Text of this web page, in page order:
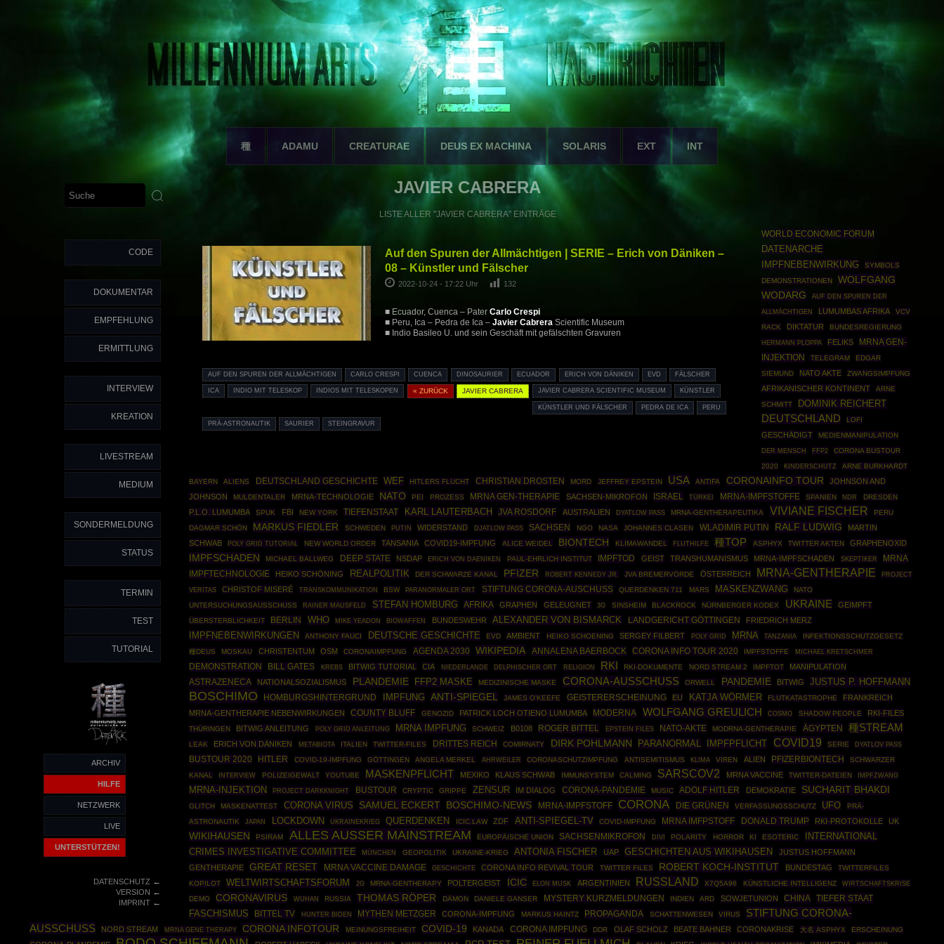
種 ADAMU CREATURAE DEUS EX MACHINA SOLARIS EXT INT
CODE
DOKUMENTAR
EMPFEHLUNG
ERMITTLUNG
INTERVIEW
KREATION
LIVESTREAM
MEDIUM
SONDERMELDUNG
STATUS
TERMIN
TEST
TUTORIAL
ARCHIV
HILFE
NETZWERK
LIVE
UNTERSTÜTZEN!
DATENSCHUTZ←
VERSION ←
IMPRINT←
JAVIER CABRERA
LISTE ALLER "JAVIER CABRERA" EINTRÄGE
Auf den Spuren der Allmächtigen | SERIE – Erich von Däniken –
08 – Künstler und Fälscher
2022-10-24 - 17:22 Uhr 132
■ Ecuador, Cuenca – Pater Carlo Crespi
■ Peru, Ica – Pedra de Ica – Javier CabreraScientific Museum
■ Indio Basileo U. und sein Geschäft mit gefälschten Gravuren
AUF DEN SPUREN DER ALLMÄCHTIGEN CARLO CRESPI CUENCA DINOSAURIER ECUADOR ERICH VON DÄNIKEN EVD FÄLSCHER
ICA INDIO MIT TELESKOP INDIOS MIT TELESKOPEN « ZURÜCK JAVIER CABRERA JAVIER CABRERA SCIENTIFIC MUSEUM KÜNSTLER
KÜNSTLER UND FÄLSCHER PEDRA DE ICA PERU
PRÄ-ASTRONAUTIK SAURIER STEINGRAVUR
WORLD ECONOMIC FORUM
DATENARCHE
IMPFNEBENWIRKUNG
SYMBOLS
DEMONSTRATIONEN
WOLFGANG
WODARG
AUF DEN SPUREN DER
ALLMÄCHTIGEN LUMUMBAS AFRIKA
VCV
RACK
DIKTATUR
BUNDESREGIERUNG
HERMANN PLOPPA
FELIKS
MRNA GEN-
INJEKTION
TELEGRAM
EDGAR
SIEMUND
NATO AKTE ZWANGSIMPFUNG
AFRIKANISCHER KONTINENT
ARNE
SCHMITT
DOMINIK REICHERT
DEUTSCHLAND LOFI
GESCHÄDIGT MEDIENMANIPULATION
DER MENSCH FFP2
CORONA BUSTOUR
2020
KINDERSCHUTZ
ARNE BURKHARDT
BAYERN
ALIENS DEUTSCHLAND GESCHICHTE WEF HITLERS FLUCHT CHRISTIAN DROSTEN MORD JEFFREY EPSTEIN USA ANTIFA CORONAINFO TOUR
JOHNSON AND
JOHNSON
MULDENTALER MRNA-TECHNOLOGIE NATO PEI PROZESS MRNA GEN-THERAPIE SACHSEN-MIKROFON ISRAEL TÜRKEI MRNA-IMPFSTOFFE SPANIEN NDR DRESDEN
P.L.O. LUMUMBA SPUK FBI NEW YORK TIEFENSTAAT KARL LAUTERBACH JVA ROSDORF AUSTRALIEN DYATLOW PASS MRNA-GENTHERAPEUTIKA VIVIANE FISCHER
PERU
DAGMAR SCHÖN
MARKUS FIEDLER SCHWEDEN PUTIN WIDERSTAND DJATLOW PASS SACHSEN NGO NASA JOHANNES CLASEN WLADIMIR PUTIN RALF LUDWIG
MARTIN
SCHWAB
POLY GRID TUTORIAL NEW WORLD ORDER TANSANIA COVID19-IMPFUNG ALICE WEIDEL BIONTECH KLIMAWANDEL FLUTHILFE 種TOP ASPHYX TWITTER AKTEN GRAPHENOXID
IMPFSCHADEN MICHAEL BALLWEG DEEP STATE NSDAP ERICH VON DAENIKEN PAUL-EHRLICH INSTITUT IMPFTOD GEIST TRANSHUMANISMUS MRNA-IMPFSCHADEN SKEPTIKER
MRNA
IMPFTECHNOLOGIE
HEIKO SCHÖNING REALPOLITIK DER SCHWARZE KANAL PFIZER ROBERT KENNEDY JR. JVA BREMERVÖRDE ÖSTERREICH MRNA-GENTHERAPIE PROJECT
VERITAS CHRISTOF MISERÉ TRANSKOMMUNIKATION BSW PARANORMALER ORT STIFTUNG CORONA-AUSCHUSS QUERDENKEN 711 MARS MASKENZWANG
NATO
UNTERSUCHUNGSAUSSCHUSS
RAINER MAUSFELD STEFAN HOMBURG AFRIKA GRAPHEN GELEUGNET 3G SINSHEIM BLACKROCK NÜRNBERGER KODEX UKRAINE GEIMPFT
ÜBERSTERBLICHKEIT BERLIN WHO MIKE YEADON BIOWAFFEN BUNDESWEHR ALEXANDER VON BISMARCK LANDGERICHT GÖTTINGEN FRIEDRICH MERZ
IMPFNEBENWIRKUNGEN ANTHONY FAUCI DEUTSCHE GESCHICHTE EVD AMBIENT HEIKO SCHOENING SERGEY FILBERT POLY GRID MRNA TANZANIA
INFEKTIONSSCHUTZGESETZ
種DEUS
MOSKAU CHRISTENTUM OSM CORONAIMPFUNG AGENDA 2030 WIKIPEDIA ANNALENA BAERBOCK CORONA INFO TOUR 2020 IMPFSTOFFE MICHAEL KRETSCHMER
DEMONSTRATION BILL GATES KREBS BITWIG TUTORIAL CIA NIEDERLANDE DELPHISCHER ORT RELIGION RKI RKI-DOKUMENTE NORD STREAM 2 IMPFTOT MANIPULATION
ASTRAZENECA NATIONALSOZIALISMUS PLANDEMIE FFP2 MASKE MEDIZINISCHE MASKE CORONA-AUSSCHUSS ORWELL PANDEMIE BITWIG JUSTUS P. HOFFMANN
BOSCHIMO HOMBURGSHINTERGRUND IMPFUNG ANTI-SPIEGEL JAMES O'KEEFE GEISTERERSCHEINUNG EU KATJA WÖRMER FLUTKATASTROPHE
FRANKREICH
MRNA-GENTHERAPIE NEBENWIRKUNGEN
COUNTY BLUFF GENOZID PATRICK LOCH OTIENO LUMUMBA MODERNA WOLFGANG GREULICH COSMO SHADOW PEOPLE RKI-FILES
THÜRINGEN BITWIG ANLEITUNG POLY GRID ANLEITUNG MRNA IMPFUNG SCHWEIZ B0108 ROGER BITTEL EPSTEIN FILES NATO-AKTE MODRNA-GENTHERAPIE ÄGYPTEN 種STREAM
LEAK ERICH VON DÄNIKEN METABIOTA ITALIEN TWITTER-FILES DRITTES REICH COMIRNATY DIRK POHLMANN PARANORMAL IMPFPFLICHT COVID19 SERIE DYATLOV PASS
BUSTOUR 2020 HITLER COVID-19-IMPFUNG GÖTTINGEN ANGELA MERKEL AHRWEILER CORONASCHUTZIMPFUNG ANTISEMITISMUS KLIMA VIREN ALIEN PFIZERBIONTECH
SCHWARZER
KANAL
INTERVIEW POLIZEIGEWALT YOUTUBE MASKENPFLICHT MEXIKO KLAUS SCHWAB IMMUNSYSTEM CALMING SARSCOV2 MRNA VACCINE TWITTER-DATEIEN IMPFZWANG
MRNA-INJEKTION PROJECT DARKKNIGHT BUSTOUR CRYPTIC GRIPPE ZENSUR IM DIALOG CORONA-PANDEMIE MUSIC ADOLF HITLER DEMOKRATIE SUCHARIT BHAKDI
GLITCH MASKENATTEST CORONA VIRUS SAMUEL ECKERT BOSCHIMO-NEWS MRNA-IMPFSTOFF CORONA DIE GRÜNEN VERFASSUNGSSCHUTZ UFO
PRÄ-
ASTRONAUTIK
JAPAN LOCKDOWN UKRAINEKRIEG QUERDENKEN ICIC.LAW ZDF ANTI-SPIEGEL-TV COVID-IMPFUNG MRNA IMFPSTOFF DONALD TRUMP RKI-PROTOKOLLE UK
WIKIHAUSEN PSIRAM ALLES AUSSER MAINSTREAM EUROPÄISCHE UNION SACHSENMIKROFON DIVI POLARITY HORROR KI ESOTERIC
INTERNATIONAL
CRIMES INVESTIGATIVE COMMITTEE
MÜNCHEN GEOPOLITIK UKRAINE-KRIEG ANTONIA FISCHER UAP GESCHICHTEN AUS WIKIHAUSEN
JUSTUS HOFFMANN
GENTHERAPIE
GREAT RESET MRNA VACCINE DAMAGE GESCHICHTE CORONA INFO REVIVAL TOUR TWITTER FILES ROBERT KOCH-INSTITUT BUNDESTAG
TWITTERFILES
KOPILOT
WELTWIRTSCHAFTSFORUM 2G MRNA-GENTHERAPY POLTERGEIST ICIC ELON MUSK ARGENTINIEN RUSSLAND X7Q5A96 KÜNSTLICHE INTELLIGENZ
WIRTSCHAFTSKRISE
DEMO
CORONAVIRUS WUHAN RUSSIA THOMAS RÖPER DÄMON DANIELE GANSER MYSTERY KURZMELDUNGEN INDIEN ARD SOWJETUNION CHINA
TIEFER STAAT
FASCHISMUS
BITTEL TV HUNTER BIDEN MYTHEN METZGER CORONA-IMPFUNG MARKUS HAINTZ PROPAGANDA SCHATTENWESEN VIRUS
STIFTUNG CORONA-
AUSSCHUSS
NORD STREAM MRNA GENE THERAPY CORONA INFOTOUR MEINUNGSFREIHEIT COVID-19 KANADA CORONA IMPFUNG DDR OLAF SCHOLZ BEATE BAHNER CORONAKRISE 大名 ASPHYX ERSCHEINUNG